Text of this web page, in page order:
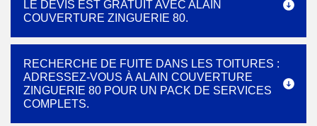
LE DEVIS EST GRATUIT AVEC ALAIN
COUVERTURE ZINGUERIE 80.
RECHERCHE DE FUITE DANS LES TOITURES :
ADRESSEZ-VOUS À ALAIN COUVERTURE
ZINGUERIE 80 POUR UN PACK DE SERVICES
COMPLETS.